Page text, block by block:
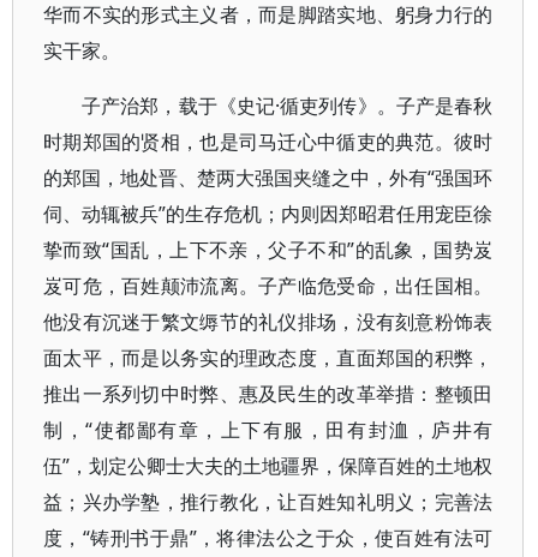
华而不实的形式主义者，而是脚踏实地、躬身力行的
实干家。
子产治郑，载于《史记·循吏列传》。子产是春秋
时期郑国的贤相，也是司马迁心中循吏的典范。彼时
的郑国，地处晋、楚两大强国夹缝之中，外有“强国环
伺、动辄被兵”的生存危机；内则因郑昭君任用宠臣徐
挚而致“国乱，上下不亲，父子不和”的乱象，国势岌
岌可危，百姓颠沛流离。子产临危受命，出任国相。
他没有沉迷于繁文缛节的礼仪排场，没有刻意粉饰表
面太平，而是以务实的理政态度，直面郑国的积弊，
推出一系列切中时弊、惠及民生的改革举措：整顿田
制，“使都鄙有章，上下有服，田有封洫，庐井有
伍”，划定公卿士大夫的土地疆界，保障百姓的土地权
益；兴办学塾，推行教化，让百姓知礼明义；完善法
度，“铸刑书于鼎”，将律法公之于众，使百姓有法可